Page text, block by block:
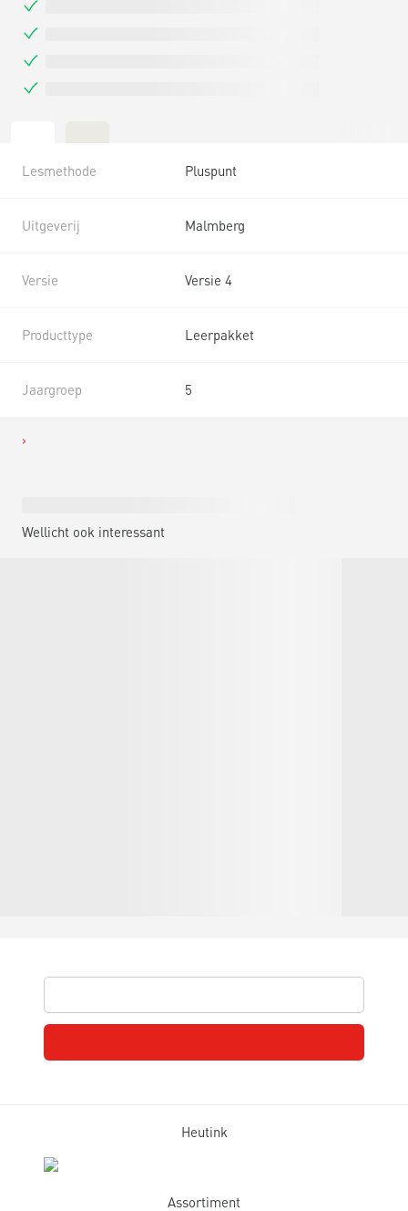
Lesmethode Pluspunt
Uitgeverij Malmberg
Versie Versie 4
Producttype Leerpakket
Jaargroep 5
Wellicht ook interessant
Heutink
Assortiment